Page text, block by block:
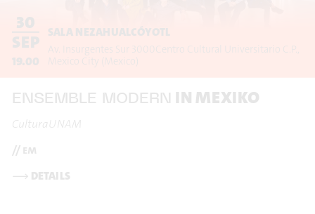
30
SEP
19.00
SALA NEZAHUALCÓYOTL
Av. Insurgentes Sur 3000
Centro Cultural Universitario C.P.
Mexico City
(Mexico)
ENSEMBLE MODERN IN MEXIKO
CulturaUNAM
// em
⟶ DETAILS